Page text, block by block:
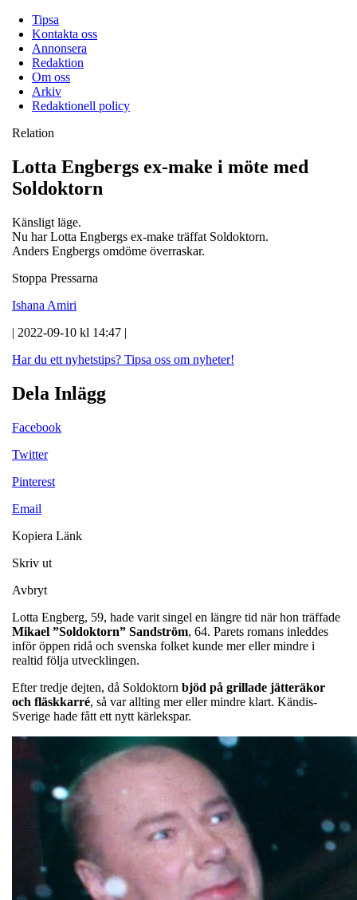
Tipsa
Kontakta oss
Annonsera
Redaktion
Om oss
Arkiv
Redaktionell policy
Relation
Lotta Engbergs ex-make i möte med
Soldoktorn
Känsligt läge.
Nu har Lotta Engbergs ex-make träffat Soldoktorn.
Anders Engbergs omdöme överraskar.
Stoppa Pressarna
Ishana Amiri
| 2022-09-10 kl 14:47 |
Har du ett nyhetstips? Tipsa oss om nyheter!
Dela Inlägg
Facebook
Twitter
Pinterest
Email
Kopiera Länk
Skriv ut
Avbryt
Lotta Engberg, 59, hade varit singel en längre tid när hon träffade
Mikael ”Soldoktorn” Sandström, 64. Parets romans inleddes
inför öppen ridå och svenska folket kunde mer eller mindre i
realtid följa utvecklingen.
Efter tredje dejten, då Soldoktorn bjöd på grillade jätteräkor
och fläskkarré, så var allting mer eller mindre klart. Kändis-
Sverige hade fått ett nytt kärlekspar.